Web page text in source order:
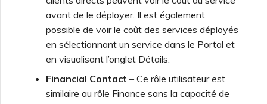
avant de le déployer. Il est également
possible de voir le coût des services déployés
en sélectionnant un service dans le Portal et
en visualisant l’onglet Détails.
Financial Contact – Ce rôle utilisateur est
similaire au rôle Finance sans la capacité de